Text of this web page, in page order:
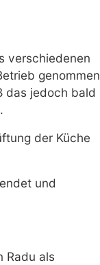
verschiedenen
genommen
das jedoch bald
der Küche
und
Radu als